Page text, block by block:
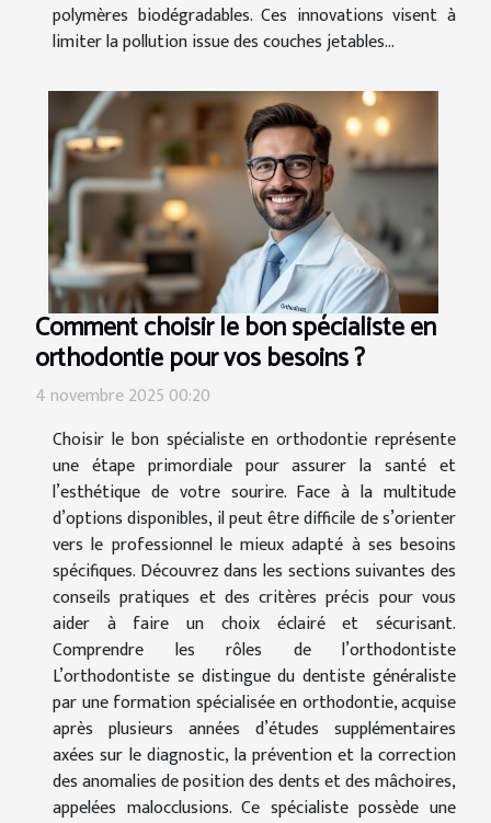
polymères biodégradables. Ces innovations visent à
limiter la pollution issue des couches jetables...
Comment choisir le bon spécialiste en
orthodontie pour vos besoins ?
4 novembre 2025 00:20
Choisir le bon spécialiste en orthodontie représente
une étape primordiale pour assurer la santé et
l’esthétique de votre sourire. Face à la multitude
d’options disponibles, il peut être difficile de s’orienter
vers le professionnel le mieux adapté à ses besoins
spécifiques. Découvrez dans les sections suivantes des
conseils pratiques et des critères précis pour vous
aider à faire un choix éclairé et sécurisant.
Comprendre les rôles de l’orthodontiste
L’orthodontiste se distingue du dentiste généraliste
par une formation spécialisée en orthodontie, acquise
après plusieurs années d’études supplémentaires
axées sur le diagnostic, la prévention et la correction
des anomalies de position des dents et des mâchoires,
appelées malocclusions. Ce spécialiste possède une